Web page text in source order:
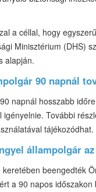
a céllal, hogy
Minisztérium (DHS)
alapján.
90 napnál
napnál hosszabb
További
tájékozódhat.
állampolgár
beengedték
a 90 napos